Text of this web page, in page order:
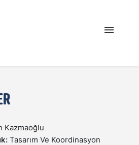
Kazmaoğlu
Tasarım Ve Koordinasyon